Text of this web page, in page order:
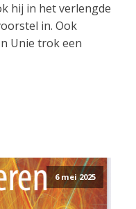
hij in het verlengde
in. Ook
Unie trok een
6 mei 2025